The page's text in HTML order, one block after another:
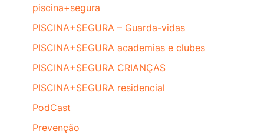
piscina+segura
PISCINA+SEGURA – Guarda-vidas
PISCINA+SEGURA academias e clubes
PISCINA+SEGURA CRIANÇAS
PISCINA+SEGURA residencial
PodCast
Prevenção